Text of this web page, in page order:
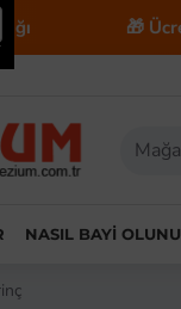
🎁 Ücretsiz
NASIL BAYI